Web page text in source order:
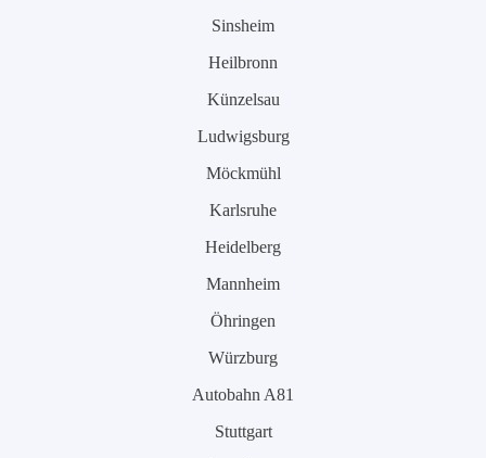
Sinsheim
Heilbronn
Künzelsau
Ludwigsburg
Möckmühl
Karlsruhe
Heidelberg
Mannheim
Öhringen
Würzburg
Autobahn A81
Stuttgart